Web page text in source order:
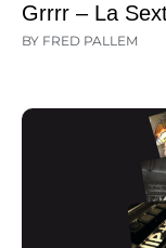
Grrrr – La
BY FRED PALLEM